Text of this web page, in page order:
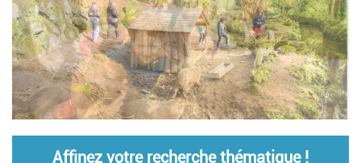
Affinez votre recherche thématique !